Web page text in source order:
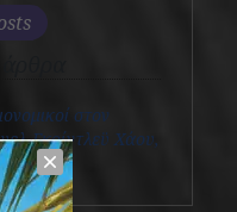
στον
Γκρίντλεϋ Χάου,